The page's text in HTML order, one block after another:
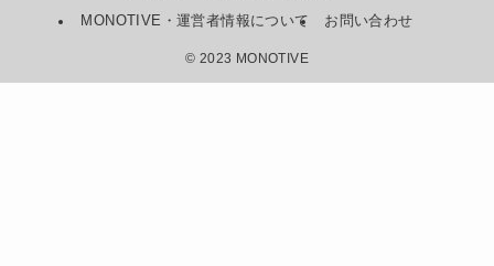
MONOTIVE・運営者情報について
お問い合わせ
© 2023 MONOTIVE